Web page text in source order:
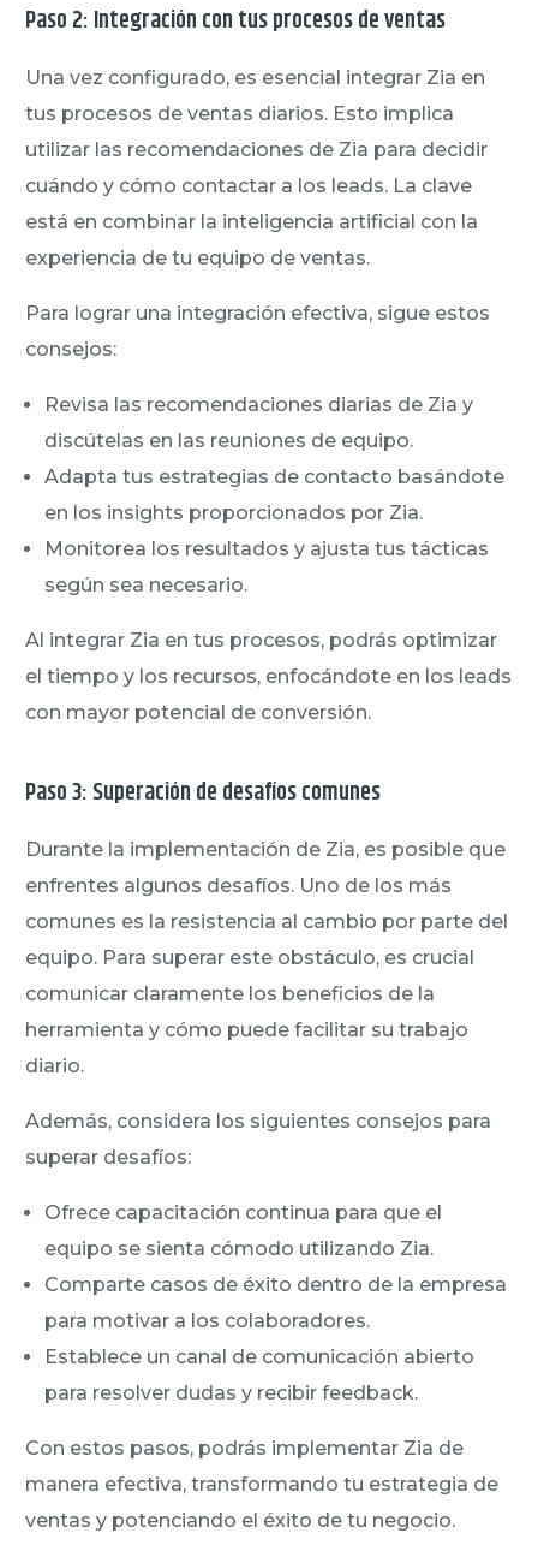
Paso 2: Integración con tus procesos de ventas
Una vez configurado, es esencial integrar Zia en
tus procesos de ventas diarios. Esto implica
utilizar las recomendaciones de Zia para decidir
cuándo y cómo contactar a los leads. La clave
está en combinar la inteligencia artificial con la
experiencia de tu equipo de ventas.
Para lograr una integración efectiva, sigue estos
consejos:
Revisa las recomendaciones diarias de Zia y
discútelas en las reuniones de equipo.
Adapta tus estrategias de contacto basándote
en los insights proporcionados por Zia.
Monitorea los resultados y ajusta tus tácticas
según sea necesario.
Al integrar Zia en tus procesos, podrás optimizar
el tiempo y los recursos, enfocándote en los leads
con mayor potencial de conversión.
Paso 3: Superación de desafíos comunes
Durante la implementación de Zia, es posible que
enfrentes algunos desafíos. Uno de los más
comunes es la resistencia al cambio por parte del
equipo. Para superar este obstáculo, es crucial
comunicar claramente los beneficios de la
herramienta y cómo puede facilitar su trabajo
diario.
Además, considera los siguientes consejos para
superar desafíos:
Ofrece capacitación continua para que el
equipo se sienta cómodo utilizando Zia.
Comparte casos de éxito dentro de la empresa
para motivar a los colaboradores.
Establece un canal de comunicación abierto
para resolver dudas y recibir feedback.
Con estos pasos, podrás implementar Zia de
manera efectiva, transformando tu estrategia de
ventas y potenciando el éxito de tu negocio.